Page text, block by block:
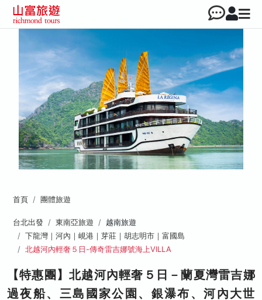
首頁 團體旅遊
台北出發 東南亞旅遊
越南旅遊
下龍灣｜河內｜峴港｜芽莊｜胡志明市｜富國島
北越河內輕奢５日-傳奇雷吉娜號海上VILLA
【特惠團】北越河內輕奢５日－蘭夏灣雷吉娜
過夜船、三島國家公園、銀瀑布、河內大世